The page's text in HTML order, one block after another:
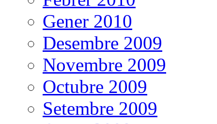
Gener 2010
Desembre 2009
Novembre 2009
Octubre 2009
Setembre 2009